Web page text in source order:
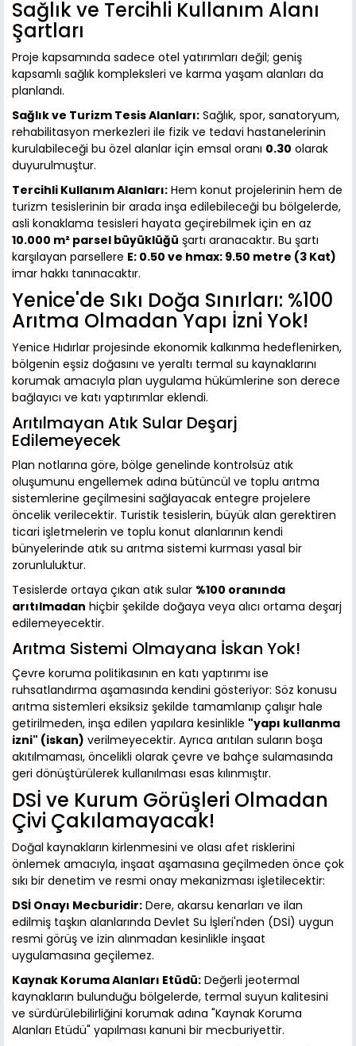
Sağlık ve Tercihli Kullanım Alanı
Şartları
Proje kapsamında sadece otel yatırımları değil; geniş
kapsamlı sağlık kompleksleri ve karma yaşam alanları da
planlandı.
Sağlık ve Turizm Tesis Alanları: Sağlık, spor, sanatoryum,
rehabilitasyon merkezleri ile fizik ve tedavi hastanelerinin
kurulabileceği bu özel alanlar için emsal oranı 0.30 olarak
duyurulmuştur.
Tercihli Kullanım Alanları: Hem konut projelerinin hem de
turizm tesislerinin bir arada inşa edilebileceği bu bölgelerde,
asli konaklama tesisleri hayata geçirebilmek için en az
10.000 m² parsel büyüklüğü şartı aranacaktır. Bu şartı
karşılayan parsellere E: 0.50 ve hmax: 9.50 metre (3 Kat)
imar hakkı tanınacaktır.
Yenice'de Sıkı Doğa Sınırları: %100
Arıtma Olmadan Yapı İzni Yok!
Yenice Hıdırlar projesinde ekonomik kalkınma hedeflenirken,
bölgenin eşsiz doğasını ve yeraltı termal su kaynaklarını
korumak amacıyla plan uygulama hükümlerine son derece
bağlayıcı ve katı yaptırımlar eklendi.
Arıtılmayan Atık Sular Deşarj
Edilemeyecek
Plan notlarına göre, bölge genelinde kontrolsüz atık
oluşumunu engellemek adına bütüncül ve toplu arıtma
sistemlerine geçilmesini sağlayacak entegre projelere
öncelik verilecektir. Turistik tesislerin, büyük alan gerektiren
ticari işletmelerin ve toplu konut alanlarının kendi
bünyelerinde atık su arıtma sistemi kurması yasal bir
zorunluluktur.
Tesislerde ortaya çıkan atık sular %100 oranında
arıtılmadan hiçbir şekilde doğaya veya alıcı ortama deşarj
edilemeyecektir.
Arıtma Sistemi Olmayana İskan Yok!
Çevre koruma politikasının en katı yaptırımı ise
ruhsatlandırma aşamasında kendini gösteriyor: Söz konusu
arıtma sistemleri eksiksiz şekilde tamamlanıp çalışır hale
getirilmeden, inşa edilen yapılara kesinlikle "yapı kullanma
izni" (iskan) verilmeyecektir. Ayrıca arıtılan suların boşa
akıtılmaması, öncelikli olarak çevre ve bahçe sulamasında
geri dönüştürülerek kullanılması esas kılınmıştır.
DSİ ve Kurum Görüşleri Olmadan
Çivi Çakılamayacak!
Doğal kaynakların kirlenmesini ve olası afet risklerini
önlemek amacıyla, inşaat aşamasına geçilmeden önce çok
sıkı bir denetim ve resmi onay mekanizması işletilecektir:
DSİ Onayı Mecburidir: Dere, akarsu kenarları ve ilan
edilmiş taşkın alanlarında Devlet Su İşleri'nden (DSİ) uygun
resmi görüş ve izin alınmadan kesinlikle inşaat
uygulamasına geçilemez.
Kaynak Koruma Alanları Etüdü: Değerli jeotermal
kaynakların bulunduğu bölgelerde, termal suyun kalitesini
ve sürdürülebilirliğini korumak adına "Kaynak Koruma
Alanları Etüdü" yapılması kanuni bir mecburiyettir.